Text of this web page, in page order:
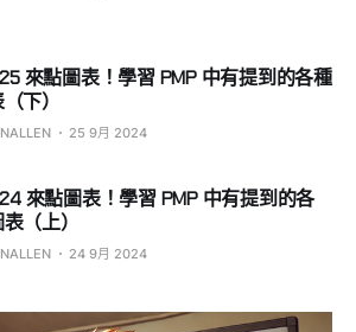
來點圖表！學習 PMP 中有提到的各種
下）
25 9月 2024
來點圖表！學習 PMP 中有提到的各
（上）
24 9月 2024